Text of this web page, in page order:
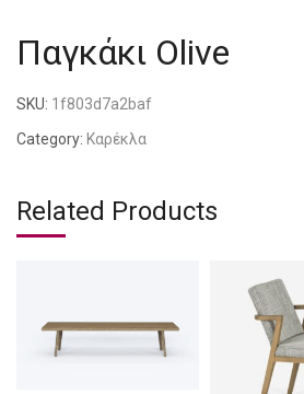
Παγκάκι Olive
SKU: 1f803d7a2baf
Category: Καρέκλα
Related Products